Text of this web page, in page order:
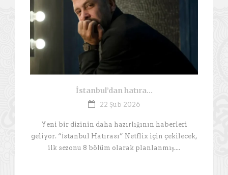
İstanbul’dan hatıra…
22 Şub 2026
Yeni bir dizinin daha hazırlığının haberleri
geliyor. “İstanbul Hatırası” Netflix için çekilecek,
ilk sezonu 8 bölüm olarak planlanmış....